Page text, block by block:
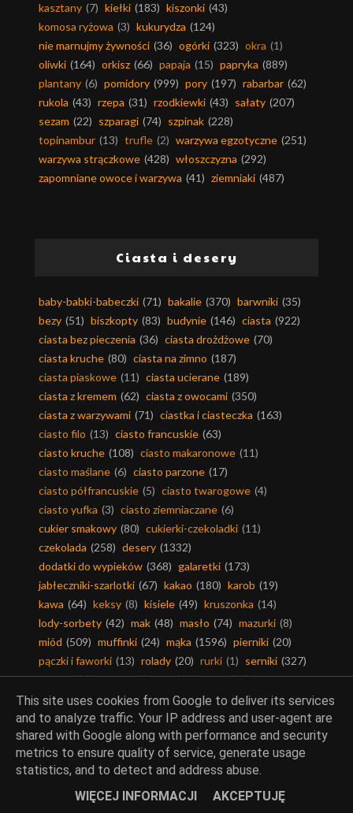
kasztany (7) kiełki (183) kiszonki (43)
komosa ryżowa (3) kukurydza (124)
nie marnujmy żywności (36) ogórki (323) okra (1)
oliwki (164) orkisz (66) papaja (15) papryka (889)
plantany (6) pomidory (999) pory (197) rabarbar (62)
rukola (43) rzepa (31) rzodkiewki (43) sałaty (207)
sezam (22) szparagi (74) szpinak (228)
topinambur (13) trufle (2) warzywa egzotyczne (251)
warzywa strączkowe (428) włoszczyzna (292)
zapomniane owoce i warzywa (41) ziemniaki (487)
Ciasta i desery
baby-babki-babeczki (71) bakalie (370) barwniki (35)
bezy (51) biszkopty (83) budynie (146) ciasta (922)
ciasta bez pieczenia (36) ciasta drożdżowe (70)
ciasta kruche (80) ciasta na zimno (187)
ciasta piaskowe (11) ciasta ucierane (189)
ciasta z kremem (62) ciasta z owocami (350)
ciasta z warzywami (71) ciastka i ciasteczka (163)
ciasto filo (13) ciasto francuskie (63)
ciasto kruche (108) ciasto makaronowe (11)
ciasto maślane (6) ciasto parzone (17)
ciasto półfrancuskie (5) ciasto twarogowe (4)
ciasto yufka (3) ciasto ziemniaczane (6)
cukier smakowy (80) cukierki-czekoladki (11)
czekolada (258) desery (1332)
dodatki do wypieków (368) galaretki (173)
jabłeczniki-szarlotki (67) kakao (180) karob (19)
kawa (64) keksy (8) kisiele (49) kruszonka (14)
lody-sorbety (42) mak (48) masło (74) mazurki (8)
miód (509) muffinki (24) mąka (1596) pierniki (20)
pączki i faworki (13) rolady (20) rurki (1) serniki (327)
suflety (3) tarta na słodko (42) torty (55)
weekendowa cukiernia (6)
Mięsa
This site uses cookies from Google to deliver its services
and to analyze traffic. Your IP address and user-agent are
shared with Google along with performance and security
metrics to ensure quality of service, generate usage
statistics, and to detect and address abuse.
WIĘCEJ INFORMACJI
AKCEPTUJĘ